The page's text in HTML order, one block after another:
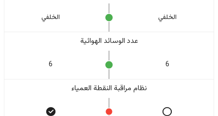
الخلفي الخلفي
عدد الوسائد الهوائية
6
6
نظام مراقبة النقطة العمياء